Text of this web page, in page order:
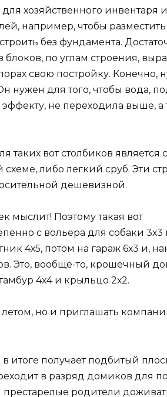
хозяйственного инвентаря
например, чтобы разместить
без фундамента.
по углам строения,
свою постройку. Конечно,
нужен для того, чтобы вода,
не переходила выше, а
вот столбиков является
либо легкий сруб. Эти
дешевизной.
мыслит! Поэтому такая вот
с вольера для собаки 3х3
4х5, потом на гараж 6х3 и,
Это, вообще-то, крошечный
4х4 и крыльцо 2х2.
но и приглашать
итоге получает подбитый
в разряд домиков для
родители